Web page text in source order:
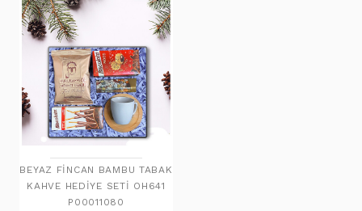
BEYAZ FINCAN BAMBU TABAK
KAHVE HEDIYE SETI OH641
P00011080